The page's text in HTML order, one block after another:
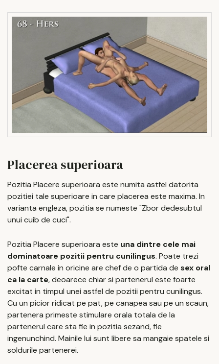
Placerea superioara
Pozitia Placere superioara este numita astfel datorita
pozitiei tale superioare in care placerea este maxima. In
varianta engleza, pozitia se numeste "Zbor dedesubtul
unui cuib de cuci".
Pozitia Placere superioara este una dintre cele mai
dominatoare pozitii pentru cunilingus. Poate trezi
pofte carnale in oricine are chef de o partida de sex oral
ca la carte, deoarece chiar si partenerul este foarte
excitat in timpul unei astfel de pozitii pentru cunilingus.
Cu un picior ridicat pe pat, pe canapea sau pe un scaun,
partenera primeste stimulare orala totala de la
partenerul care sta fie in pozitia sezand, fie
ingenunchind. Mainile lui sunt libere sa mangaie spatele si
soldurile partenerei.